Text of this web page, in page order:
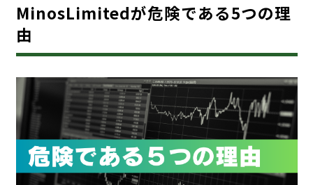
MinosLimitedが危険である5つの理
由